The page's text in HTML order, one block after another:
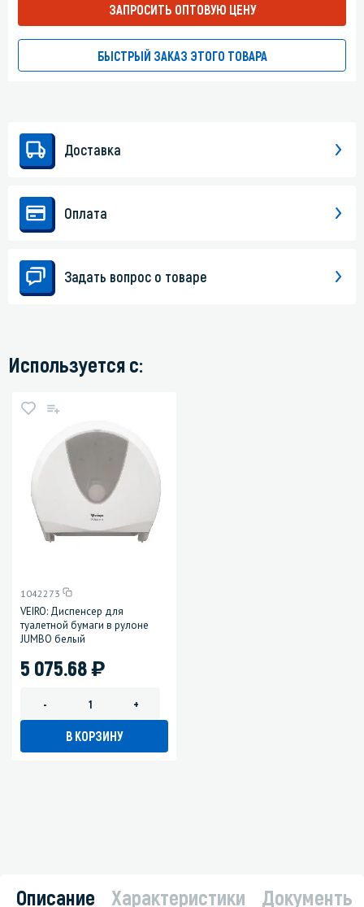
ЗАПРОСИТЬ ОПТОВУЮ ЦЕНУ
БЫСТРЫЙ ЗАКАЗ ЭТОГО ТОВАРА
Доставка
Оплата
Задать вопрос о товаре
Используется с:
1042273
VEIRO: Диспенсер для
туалетной бумаги в рулоне
JUMBO белый
5 075.68)
- +
В КОРЗИНУ
Описание Характеристики Документы